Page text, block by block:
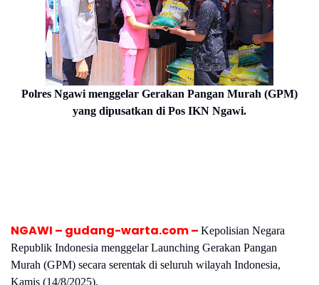
Polres Ngawi menggelar Gerakan Pangan Murah (GPM)
yang dipusatkan di Pos IKN Ngawi.
NGAWI – gudang-warta.com – Kepolisian Negara
Republik Indonesia menggelar Launching Gerakan Pangan
Murah (GPM) secara serentak di seluruh wilayah Indonesia,
Kamis (14/8/2025).